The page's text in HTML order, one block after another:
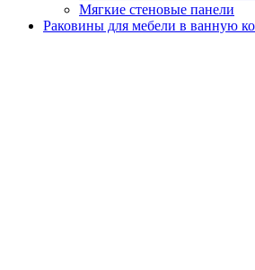
Мягкие стеновые панели
Раковины для мебели в ванную